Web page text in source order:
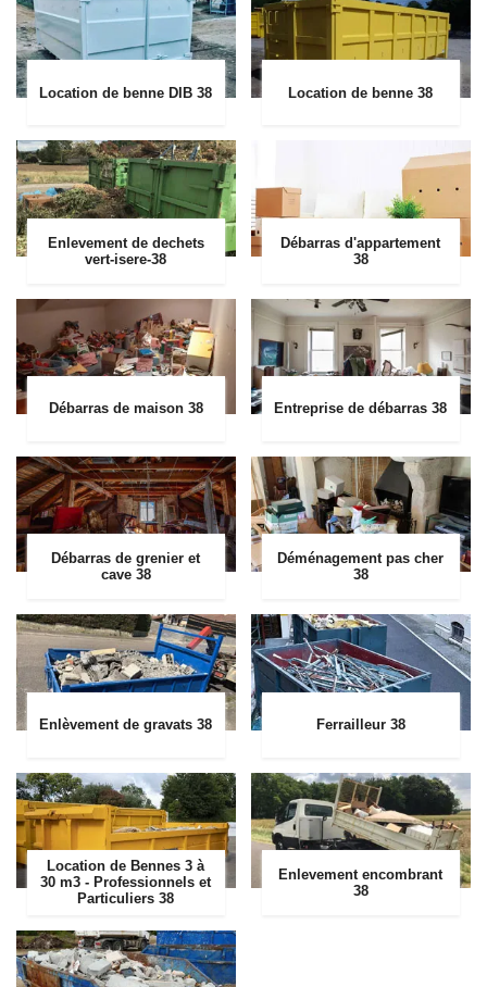
Location de benne DIB 38 Location de benne 38
Enlevement de dechets
vert-isere-38
Débarras d'appartement
38
Débarras de maison 38 Entreprise de débarras 38
Débarras de grenier et
cave 38
Déménagement pas cher
38
Enlèvement de gravats 38 Ferrailleur 38
Location de Bennes 3 à
30 m3 - Professionnels et
Particuliers 38
Enlevement encombrant
38